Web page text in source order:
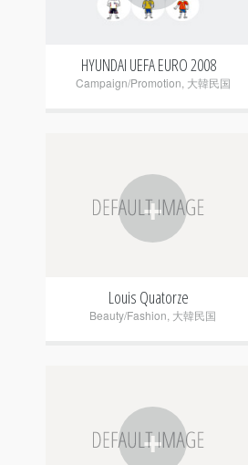
HYUNDAI UEFA EURO 2008
Campaign/Promotion 大韓民国
+
Louis Quatorze
Beauty/Fashion 大韓民国
+